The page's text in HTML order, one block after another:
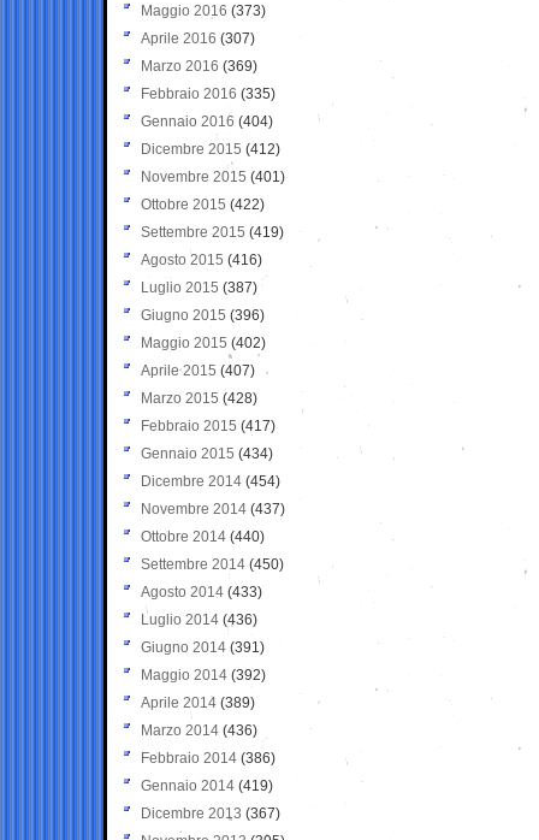
Maggio 2016 (373)
Aprile 2016 (307)
Marzo 2016 (369)
Febbraio 2016 (335)
Gennaio 2016 (404)
Dicembre 2015 (412)
Novembre 2015 (401)
Ottobre 2015 (422)
Settembre 2015 (419)
Agosto 2015 (416)
Luglio 2015 (387)
Giugno 2015 (396)
Maggio 2015 (402)
Aprile 2015 (407)
Marzo 2015 (428)
Febbraio 2015 (417)
Gennaio 2015 (434)
Dicembre 2014 (454)
Novembre 2014 (437)
Ottobre 2014 (440)
Settembre 2014 (450)
Agosto 2014 (433)
Luglio 2014 (436)
Giugno 2014 (391)
Maggio 2014 (392)
Aprile 2014 (389)
Marzo 2014 (436)
Febbraio 2014 (386)
Gennaio 2014 (419)
Dicembre 2013 (367)